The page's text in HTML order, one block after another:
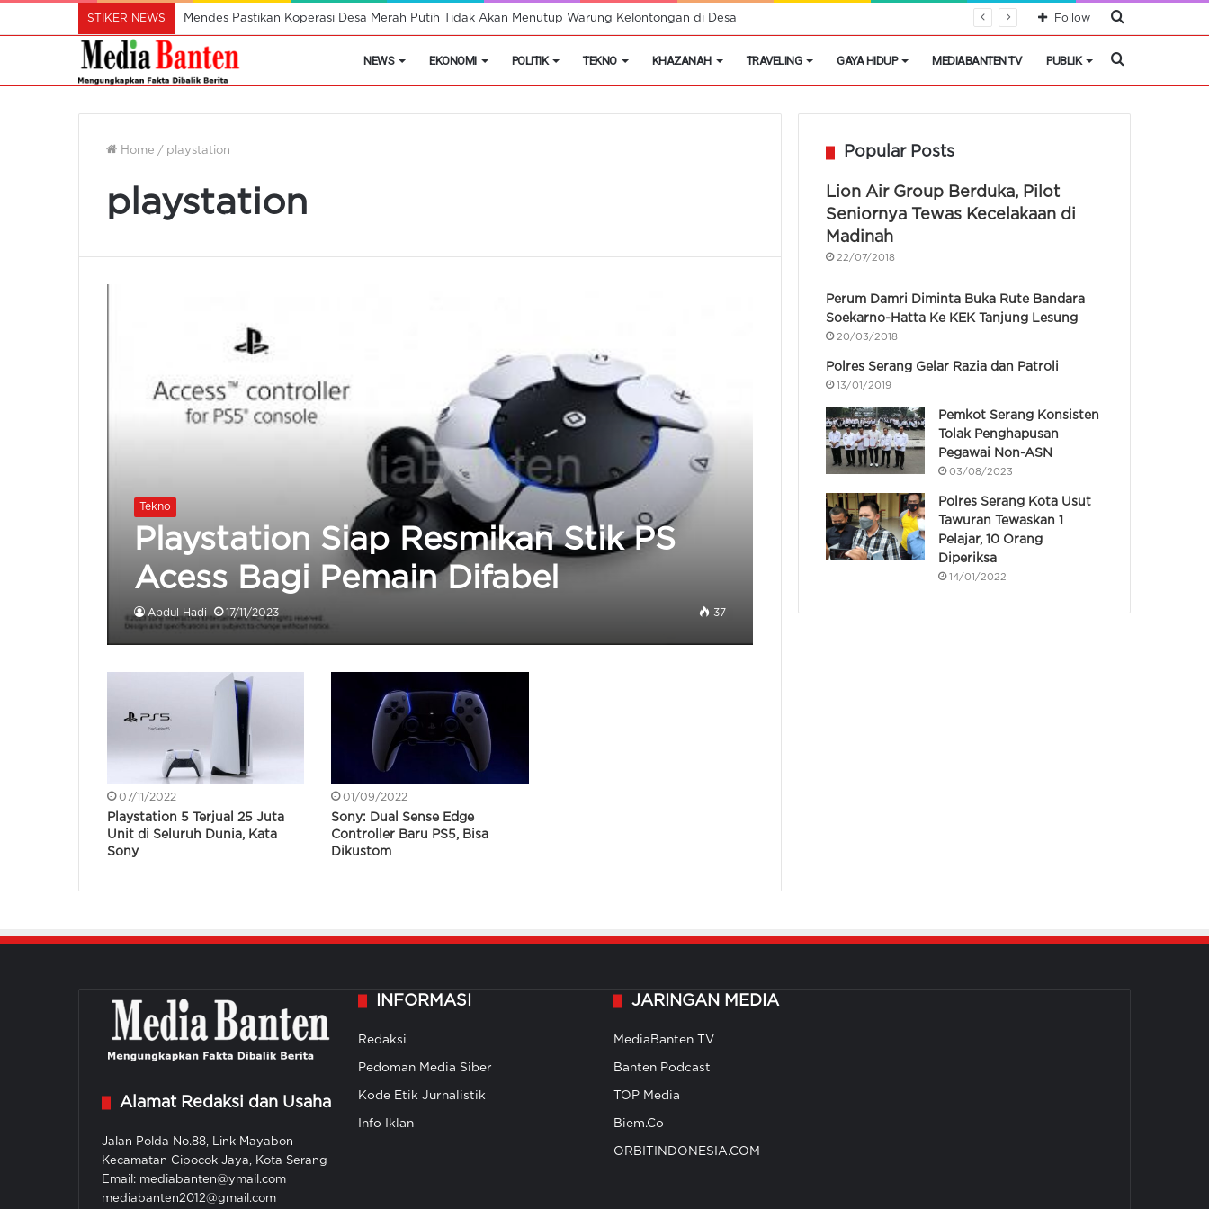
STIKER NEWS Mendes Pastikan Koperasi Desa Merah Putih Tidak Akan Menutup Warung Kelontongan di Desa Cari
Follow
NEWS EKONOMI POLITIK TEKNO KHAZANAH TRAVELING GAYA HIDUP MEDIABANTEN TV PUBLIK Cari
Home / playstation
playstation
Tekno
Playstation Siap Resmikan Stik PS
Acess Bagi Pemain Difabel
Abdul Hadi 17/11/2023 37
07/11/2022
Playstation 5 Terjual 25 Juta
Unit di Seluruh Dunia, Kata
Sony
01/09/2022
Sony: Dual Sense Edge
Controller Baru PS5, Bisa
Dikustom
Popular Posts
Lion Air Group Berduka, Pilot
Seniornya Tewas Kecelakaan di
Madinah
22/07/2018
Perum Damri Diminta Buka Rute Bandara
Soekarno-Hatta Ke KEK Tanjung Lesung
20/03/2018
Polres Serang Gelar Razia dan Patroli
13/01/2019
Pemkot Serang Konsisten
Tolak Penghapusan
Pegawai Non-ASN
03/08/2023
Polres Serang Kota Usut
Tawuran Tewaskan 1
Pelajar, 10 Orang
Diperiksa
14/01/2022
Alamat Redaksi dan Usaha
Jalan Polda No.88, Link Mayabon
Kecamatan Cipocok Jaya, Kota Serang
Email: mediabanten@ymail.com
mediabanten2012@gmail.com
INFORMASI
Redaksi
Pedoman Media Siber
Kode Etik Jurnalistik
Info Iklan
JARINGAN MEDIA
MediaBanten TV
Banten Podcast
TOP Media
Biem.Co
ORBITINDONESIA.COM